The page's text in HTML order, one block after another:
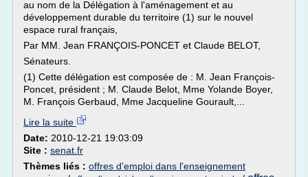
au nom de la Délégation à l'aménagement et au
développement durable du territoire (1) sur le nouvel
espace rural français,
Par MM. Jean FRANÇOIS-PONCET et Claude BELOT,
Sénateurs.
(1) Cette délégation est composée de : M. Jean François-
Poncet, président ; M. Claude Belot, Mme Yolande Boyer,
M. François Gerbaud, Mme Jacqueline Gourault,...
Lire la suite
Date: 2010-12-21 19:03:09
Site : senat.fr
Thèmes liés : offres d'emploi dans l'enseignement